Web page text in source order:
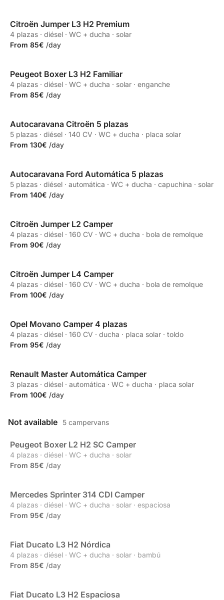
Propia
Citroën Jumper L3 H2 Premium
4 plazas · diésel · WC + ducha · solar
From 85€ /day
Propia
Peugeot Boxer L3 H2 Familiar
4 plazas · diésel · WC + ducha · solar · enganche
From 85€ /day
Partner
Autocaravana Citroën 5 plazas
5 plazas · diésel · 140 CV · WC + ducha · placa solar
From 130€ /day
Partner
Autocaravana Ford Automática 5 plazas
5 plazas · diésel · automática · WC + ducha · capuchina · solar
From 140€ /day
Partner
Citroën Jumper L2 Camper
4 plazas · diésel · 160 CV · WC + ducha · bola de remolque
From 90€ /day
Partner
Citroën Jumper L4 Camper
4 plazas · diésel · 160 CV · WC + ducha · bola de remolque
From 100€ /day
Partner
Opel Movano Camper 4 plazas
4 plazas · diésel · 160 CV · ducha · placa solar · toldo
From 95€ /day
Partner
Renault Master Automática Camper
3 plazas · diésel · automática · WC + ducha · placa solar
From 100€ /day
Not available 5 campervans
Partner
Peugeot Boxer L2 H2 SC Camper
4 plazas · diésel · WC + ducha · solar
From 85€ /day
Partner
Mercedes Sprinter 314 CDI Camper
4 plazas · diésel · WC + ducha · solar · espaciosa
From 95€ /day
Propia
Fiat Ducato L3 H2 Nórdica
4 plazas · diésel · WC + ducha · solar · bambú
From 85€ /day
Propia
Fiat Ducato L3 H2 Espaciosa